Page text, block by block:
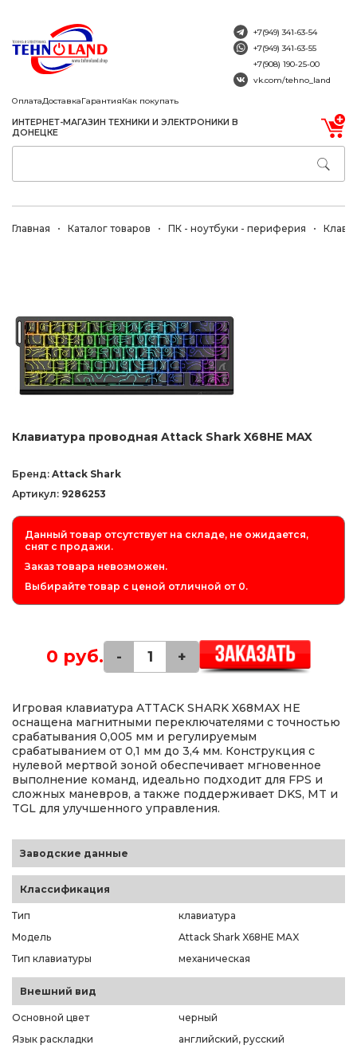
ОплатаДоставкаГарантияКак покупать
ИНТЕРНЕТ-МАГАЗИН ТЕХНИКИ И ЭЛЕКТРОНИКИ В
ДОНЕЦКЕ
+7(949) 341-63-54
+7(949) 341-63-55
+7(908) 190-25-00
vk.com/tehno_land
Главная Каталог товаров ПК - ноутбуки - периферия
Клавиатура проводная Attack Shark X68HE MAX
Бренд: Attack Shark
Артикул: 9286253
Данный товар отсутствует на складе, не ожидается,
снят с продажи.
Заказ товара невозможен.
Выбирайте товар с ценой отличной от 0.
0 руб. - +
Игровая клавиатура ATTACK SHARK X68MAX HE
оснащена магнитными переключателями с точностью
срабатывания 0,005 мм и регулируемым
срабатыванием от 0,1 мм до 3,4 мм. Конструкция с
нулевой мертвой зоной обеспечивает мгновенное
выполнение команд, идеально подходит для FPS и
сложных маневров, а также поддерживает DKS, MT и
TGL для улучшенного управления.
Заводские данные
Классификация
Тип
клавиатура
Модель
Attack Shark X68HE MAX
Тип клавиатуры
механическая
Внешний вид
Основной цвет
черный
Язык раскладки
английский, русский